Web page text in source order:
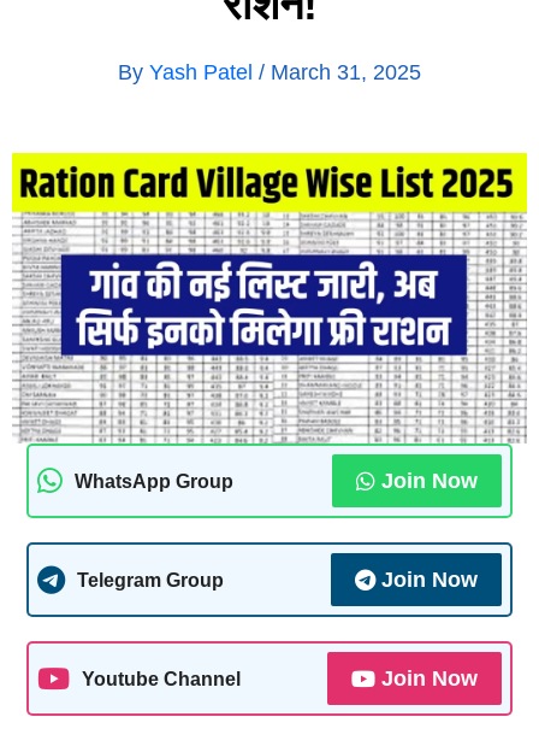
By Yash Patel / March 31, 2025
WhatsApp Group Join Now
Telegram Group Join Now
Youtube Channel Join Now